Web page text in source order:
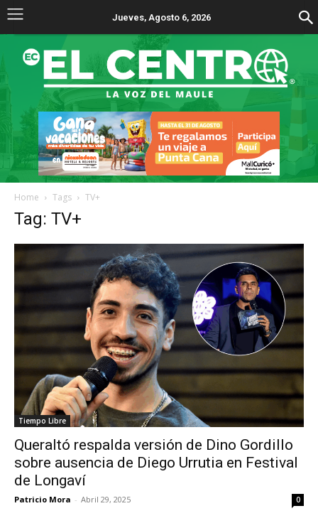
Jueves, Agosto 6, 2026
Home Tags TV+
Tag: TV+
Tiempo Libre
Queraltó respalda versión de Dino Gordillo
sobre ausencia de Diego Urrutia en Festival
de Longaví
Patricio Mora - Abril 29, 2025 0